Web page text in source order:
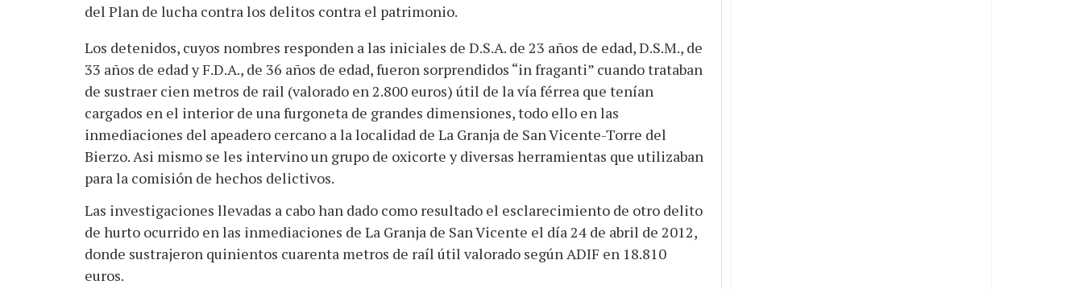
del Plan de lucha contra los delitos contra el patrimonio.
Los detenidos, cuyos nombres responden a las iniciales de D.S.A. de 23 años de edad, D.S.M., de
33 años de edad y F.D.A., de 36 años de edad, fueron sorprendidos “in fraganti” cuando trataban
de sustraer cien metros de rail (valorado en 2.800 euros) útil de la vía férrea que tenían
cargados en el interior de una furgoneta de grandes dimensiones, todo ello en las
inmediaciones del apeadero cercano a la localidad de La Granja de San Vicente-Torre del
Bierzo. Asi mismo se les intervino un grupo de oxicorte y diversas herramientas que utilizaban
para la comisión de hechos delictivos.
Las investigaciones llevadas a cabo han dado como resultado el esclarecimiento de otro delito
de hurto ocurrido en las inmediaciones de La Granja de San Vicente el día 24 de abril de 2012,
donde sustrajeron quinientos cuarenta metros de raíl útil valorado según ADIF en 18.810
euros.